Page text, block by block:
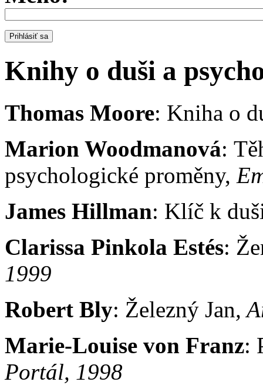
Knihy o duši a
Thomas Moore: Kniha o
Marion Woodmanová:
psychologické proměny,
James Hillman: Klíč k
Clarissa Pinkola Estés:
1999
Robert Bly: Železný Jan,
Marie-Louise von Franz:
Portál, 1998